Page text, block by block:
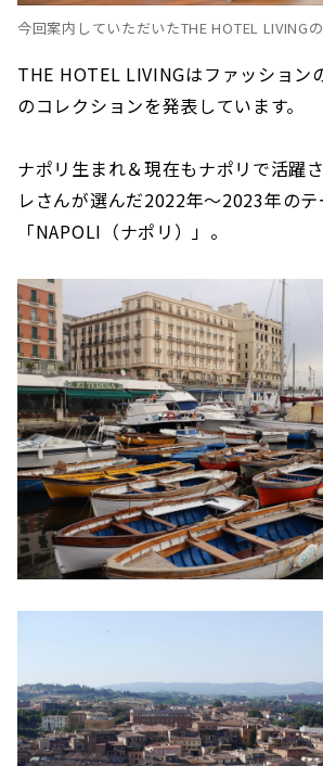
今回案内していただいたTHE HOTEL LIVING
THE HOTEL LIVINGはファッション
のコレクションを発表しています。
ナポリ生まれ＆現在もナポリで活躍
レさんが選んだ2022年〜2023年のテ
「NAPOLI（ナポリ）」。